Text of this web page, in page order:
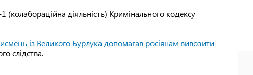
діяльність) Кримінального кодексу
із Великого Бурлука допомагав росіянам вивозити
слідства.